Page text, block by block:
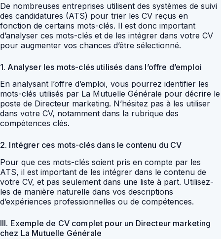
De nombreuses entreprises utilisent des systèmes de suivi
des candidatures (ATS) pour trier les CV reçus en
fonction de certains mots-clés. Il est donc important
d’analyser ces mots-clés et de les intégrer dans votre CV
pour augmenter vos chances d’être sélectionné.
1. Analyser les mots-clés utilisés dans l’offre d’emploi
En analysant l’offre d’emploi, vous pourrez identifier les
mots-clés utilisés par La Mutuelle Générale pour décrire le
poste de Directeur marketing. N’hésitez pas à les utiliser
dans votre CV, notamment dans la rubrique des
compétences clés.
2. Intégrer ces mots-clés dans le contenu du CV
Pour que ces mots-clés soient pris en compte par les
ATS, il est important de les intégrer dans le contenu de
votre CV, et pas seulement dans une liste à part. Utilisez-
les de manière naturelle dans vos descriptions
d’expériences professionnelles ou de compétences.
III. Exemple de CV complet pour un Directeur marketing
chez La Mutuelle Générale